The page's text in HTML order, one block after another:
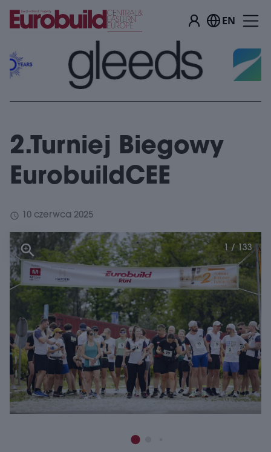
EN
2.Turniej Biegowy
EurobuildCEE
schedule 10 czerwca 2025
1 / 133